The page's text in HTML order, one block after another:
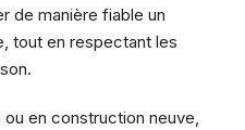
de manière fiable un
tout en respectant les
en construction neuve,